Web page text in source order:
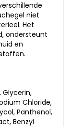
niet
Het
ondersteunt
en
Chloride,
Panthenol,
Benzyl